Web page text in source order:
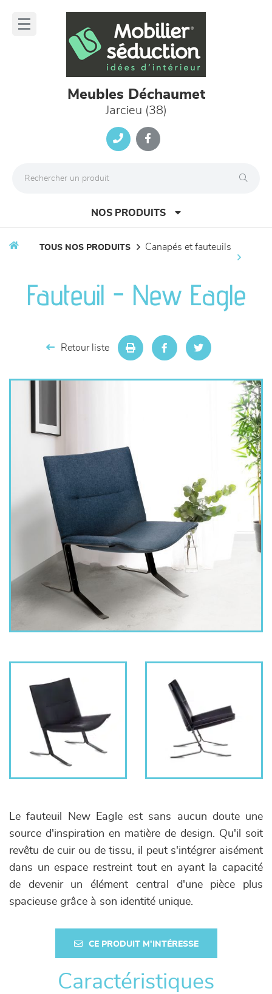
Meubles Déchaumet
Jarcieu (38)
NOS PRODUITS
séjours
meubles de complément
TOUS NOS PRODUITS canapés et fauteuils
Fauteuil - New Eagle
Retour liste
Le fauteuil New Eagle est sans aucun doute une
source d'inspiration en matière de design. Qu'il soit
revêtu de cuir ou de tissu, il peut s'intégrer aisément
dans un espace restreint tout en ayant la capacité
de devenir un élément central d'une pièce plus
spacieuse grâce à son identité unique.
CE PRODUIT M'INTÉRESSE
Caractéristiques